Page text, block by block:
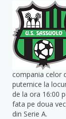
compania celor
puternice la
de la ora 16:00
fata pe doua
din Serie A.